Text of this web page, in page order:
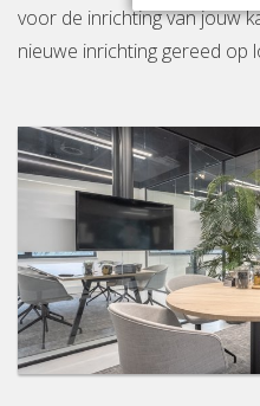
voor de inrichting van jouw
nieuwe inrichting gereed op